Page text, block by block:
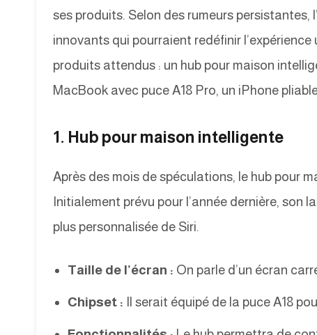
ses produits. Selon des rumeurs persistantes,
innovants qui pourraient redéfinir
produits attendus : un hub pour maison
MacBook avec puce A18 Pro, un iPhone
1. Hub pour maison intelligente
Après des mois de spéculations, le hub pour
Initialement prévu pour l’année dernière, son
plus personnalisée de Siri.
Taille de l’écran : On parle d’un écran
Chipset : Il serait équipé de la puce A18